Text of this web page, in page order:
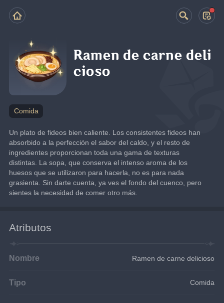
Ramen de carne deli
cioso
Comida
Un plato de fideos bien caliente. Los consistentes fideos han
absorbido a la perfección el sabor del caldo, y el resto de
ingredientes proporcionan toda una gama de texturas
distintas. La sopa, que conserva el intenso aroma de los
huesos que se utilizaron para hacerla, no es para nada
grasienta. Sin darte cuenta, ya ves el fondo del cuenco, pero
sientes la necesidad de comer otro más.
Atributos
Nombre Ramen de carne delicioso
Tipo Comida